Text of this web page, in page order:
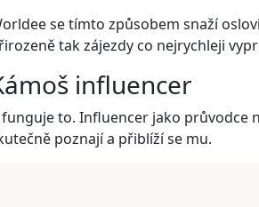
se tímto způsobem snaží
tak zájezdy co nejrychleji
influencer
funguje to. Influencer jako průvodce
poznají a přiblíží se mu.